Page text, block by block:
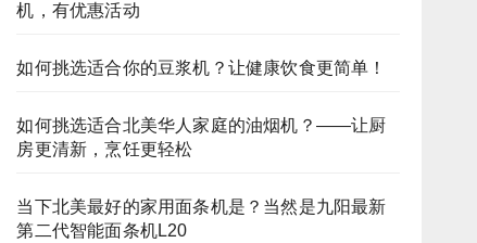
机，有优惠活动
如何挑选适合你的豆浆机？让健康饮食更简单！
如何挑选适合北美华人家庭的油烟机？——让厨
房更清新，烹饪更轻松
当下北美最好的家用面条机是？当然是九阳最新
第二代智能面条机L20